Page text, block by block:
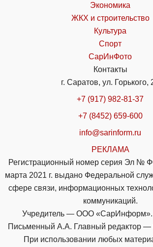
Экономика
ЖКХ и строительство
Культура
Спорт
СарИнФото
Контакты
г. Саратов, ул. Горького,
+7 (917) 982-81-37
+7 (8452) 659-600
info@sarinform.ru
РЕКЛАМА
Регистрационный номер серия Эл №
марта 2021 г. выдано Федеральной
сфере связи, информационных
коммуникаций.
Учредитель — ООО
Письменный А.А. Главный редактор
При использовании любых